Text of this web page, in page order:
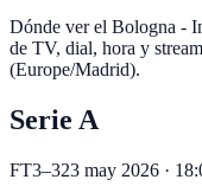
Dónde ver el Bologna -
de TV, dial, hora y
(Europe/Madrid).
Serie A
FT3–323 may 2026 ·